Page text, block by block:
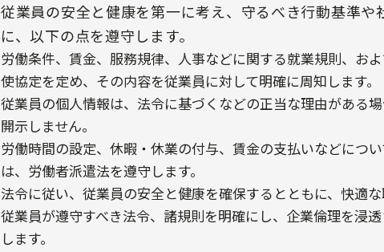
従業員の安全と健康を第一に考え、守るべき行動基準
に、以下の点を遵守します。
労働条件、賃金、服務規律、人事などに関する就業規則、お
使協定を定め、その内容を従業員に対して明確に周知します。
従業員の個人情報は、法令に基づくなどの正当な理由がある
開示しません。
労働時間の設定、休暇・休業の付与、賃金の支払いなどにつ
は、労働者派遣法を遵守します。
法令に従い、従業員の安全と健康を確保するとともに、快適な
従業員が遵守すべき法令、諸規則を明確にし、企業倫理を浸
します。